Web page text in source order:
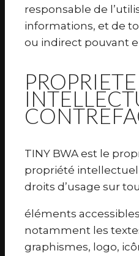
responsable de
informations, et de
ou indirect pouvant
PROPRIETE
TINY BWA est le
propriété
droits d’usage sur
éléments
notamment les
graphismes, logo,